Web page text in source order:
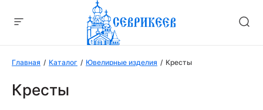
Главная Каталог Ювелирные изделия Кресты
Кресты